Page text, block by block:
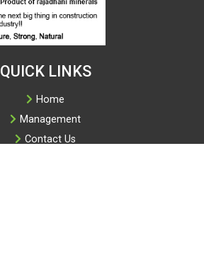
QUICK LINKS
Home
Management
Contact Us